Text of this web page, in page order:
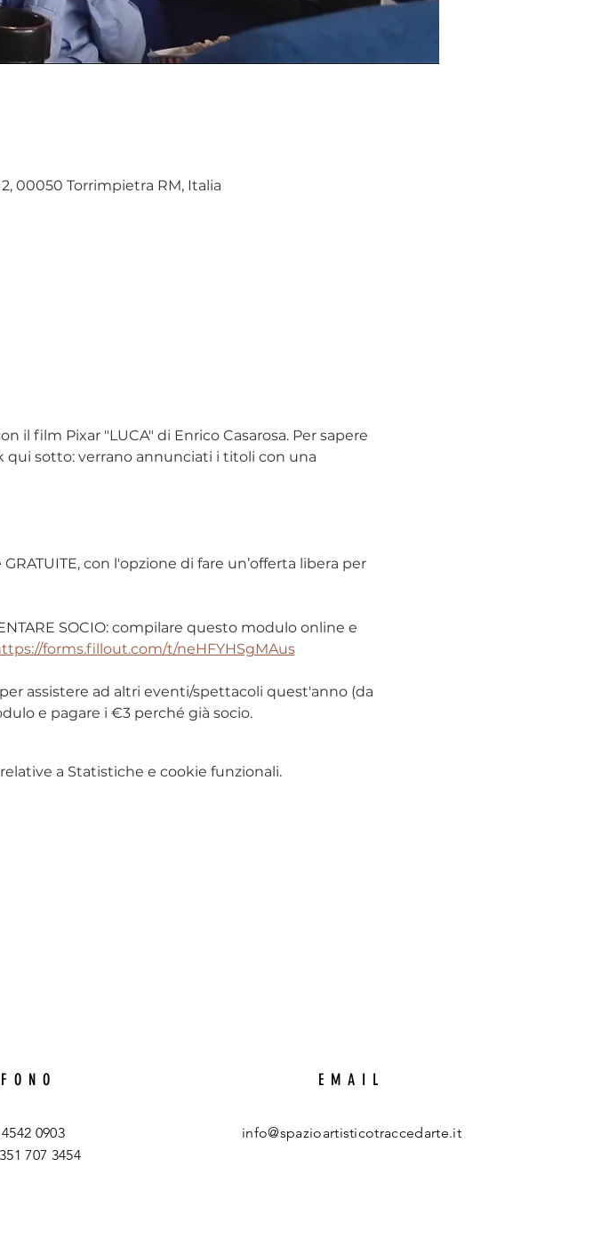
00050 Torrimpietra RM, Italia
il film Pixar "LUCA" di Enrico Casarosa. Per sapere
qui sotto: verrano annunciati i titoli con una
con l'opzione di fare un’offerta libera per
SOCIO: compilare questo modulo online e
forms.fillout.com/t/neHFYHSgMAus
assistere ad altri eventi/spettacoli quest'anno (da
e pagare i €3 perché già socio.
a Statistiche e cookie funzionali.
0903
707 3454
EMAIL
info@spazioartisticotraccedarte.it